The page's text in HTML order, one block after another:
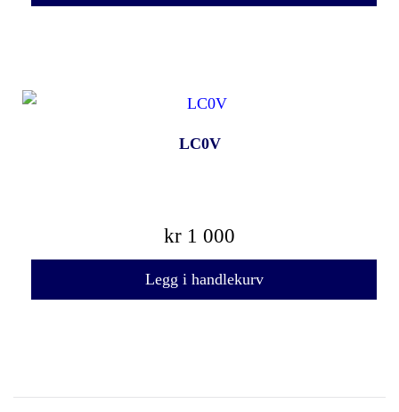
LC0V
kr 1 000
Legg i handlekurv